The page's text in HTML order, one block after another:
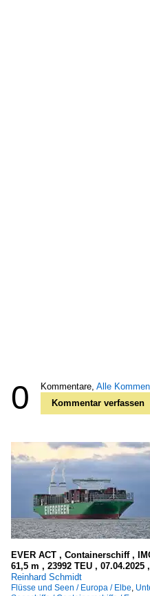
0 Kommentare, Alle
Kommentar verfassen
EVER ACT , Containerschiff ,
61,5 m , 23992 TEU ,
Reinhard Schmidt
Flüsse und Seen / Europa / Elbe,